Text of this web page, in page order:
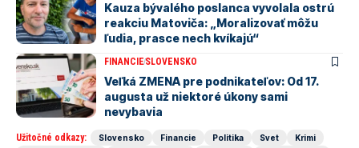
Kauza bývalého poslanca vyvolala ostrú
reakciu Matoviča: „Moralizovať môžu
ľudia, prasce nech kvíkajú“
FINANCIESLOVENSKO
Veľká ZMENA pre podnikateľov: Od 17.
augusta už niektoré úkony sami
nevybavia
Užitočné odkazy: Slovensko Financie Politika Svet
Krimi